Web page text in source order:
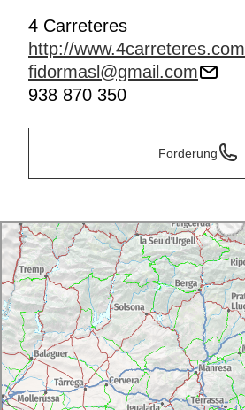
4 Carreteres
http://www.4carreteres.com
fidormasl@gmail.com
938 870 350
Forderung